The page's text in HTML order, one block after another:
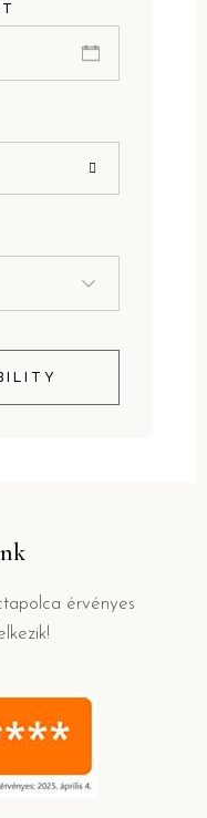
érvényes